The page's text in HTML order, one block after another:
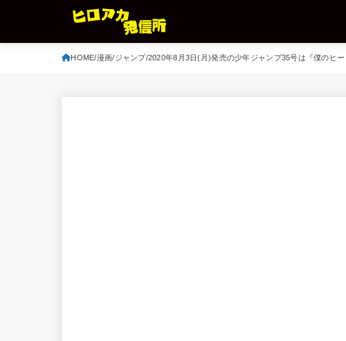
HOME 漫画 ジャンプ 2020年8月3日(月)発売の少年ジャンプ35号は『僕のヒ